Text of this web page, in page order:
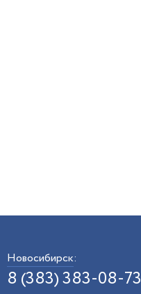
Новосибирск:
8 (383) 383-08-73